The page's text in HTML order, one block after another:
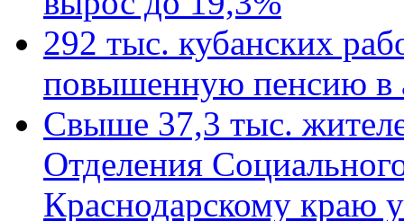
292 тыс. кубанских
повышенную пенсию в
Свыше 37,3 тыс.
Отделения
Краснодарскому краю